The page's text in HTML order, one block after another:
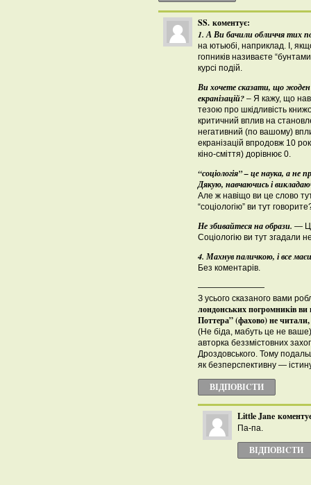
SS. коментує:
1. А Ви бачили обличчя тих
на ютьюбі, наприклад. І,
гопників називаєте
курсі подій.
Ви хочете сказати, що жоден
екранізацій? – Я кажу, що
тезою про шкідливість
критичний вплив на
негативний (по вашому)
екранізацій впродовж 10
кіно-сміття) дорівнює 0.
“соціологія” – це наука, а не
Дякую, навчаючись і
Але ж навіщо ви це слово
“соціологію” ви тут
Не збивайтеся на образи. —
Соціологію ви тут згадали
4. Махнув паличкою, і все
Без коментарів.
————————
З усього сказаного вами
лондонських погромників
Поттера” (фахово) не
(Не біда, мабуть це не ваше)
авторка беззмістовних
Дроздовського. Тому
як безперспективну —
ВІДПОВІCТИ
Little Jane
Па-па.
ВІДПОВІCТИ